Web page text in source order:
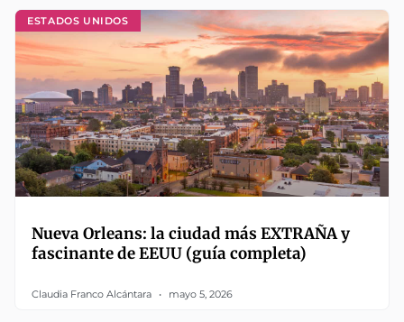
ESTADOS UNIDOS
Nueva Orleans: la ciudad más EXTRAÑA y
fascinante de EEUU (guía completa)
Claudia Franco Alcántara mayo 5, 2026